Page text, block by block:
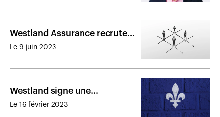
Westland Assurance recrute
Robert Beauchamp
Le 9 juin 2023
Westland signe une
acquisition au Québec
Le 16 février 2023